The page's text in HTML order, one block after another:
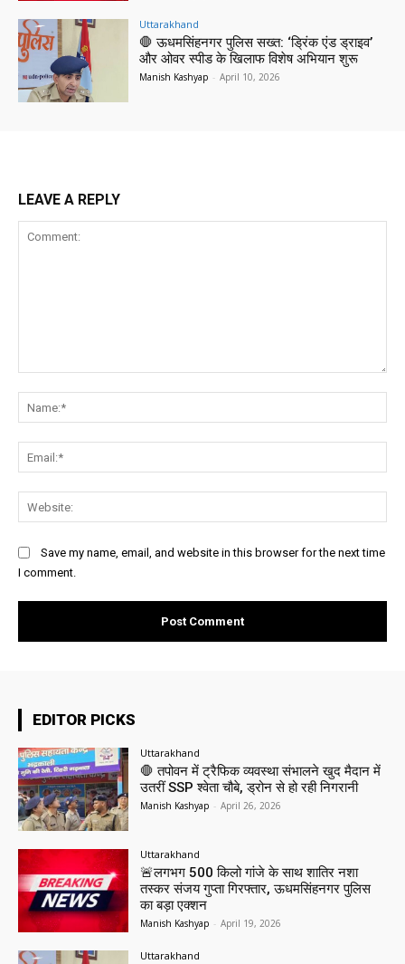
Uttarakhand
🛑 ऊधमसिंहनगर पुलिस सख्त: ‘ड्रिंक एंड ड्राइव’
और ओवर स्पीड के खिलाफ विशेष अभियान शुरू
Manish Kashyap - April 10, 2026
LEAVE A REPLY
Save my name, email, and website in this browser for the next time
I comment.
EDITOR PICKS
Uttarakhand
🛑 तपोवन में ट्रैफिक व्यवस्था संभालने खुद मैदान में
उतरीं SSP श्वेता चौबे, ड्रोन से हो रही निगरानी
Manish Kashyap - April 26, 2026
Uttarakhand
🚨लगभग 500 किलो गांजे के साथ शातिर नशा
तस्कर संजय गुप्ता गिरफ्तार, ऊधमसिंहनगर पुलिस
का बड़ा एक्शन
Manish Kashyap - April 19, 2026
Uttarakhand